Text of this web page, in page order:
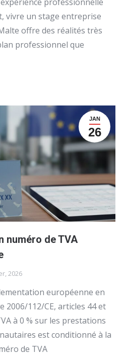
vivre un stage entreprise
offre des réalités très
professionnel que
JAN
26
numéro de TVA
2026
européenne en
2006/112/CE, articles 44 et
à 0 % sur les prestations
est conditionné à la
de TVA